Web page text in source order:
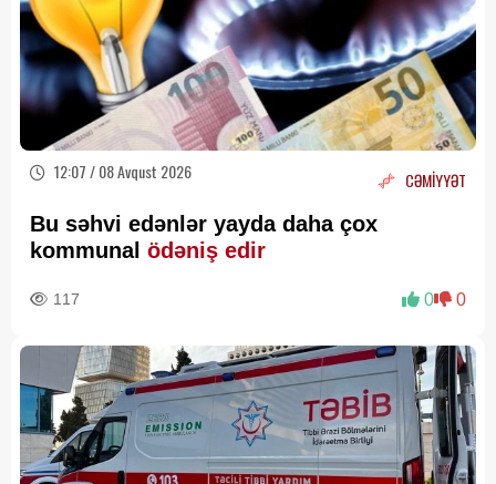
12:07 / 08 Avqust 2026 CƏMİYYƏT
Bu səhvi edənlər yayda daha çox
kommunal ödəniş edir
117 0 0